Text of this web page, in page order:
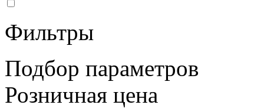
Фильтры
Подбор параметров
Розничная цена